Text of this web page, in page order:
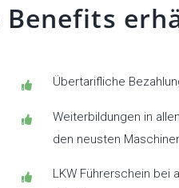
Benefits
Übertarifliche
Weiterbildungen in
den neusten
LKW Führerschein bei